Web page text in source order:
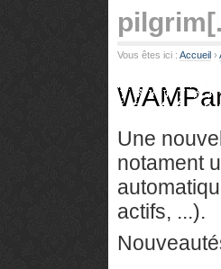
pilgrim
Vous êtes ici : Accueil ›
Une
notament
actifs, ...).